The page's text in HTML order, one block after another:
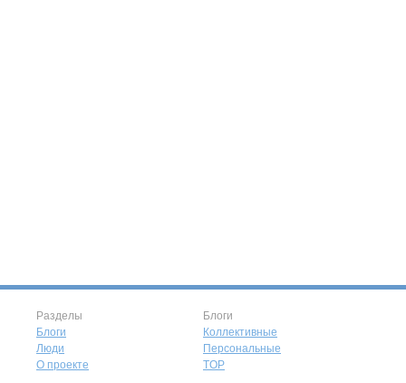
Разделы
Блоги
Люди
О проекте
Блоги
Коллективные
Персональные
TOP